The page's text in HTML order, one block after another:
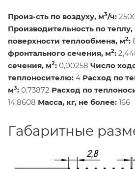
Произ-сть по воздуху, м3/ч:
Производительность по теплу,
поверхности теплообмена, м2:
фронтального сечения, м2:
сечения, м2: 0,00258 Число
теплоносителю: 4 Расход по
м3: 0,73872 Расход по
14,8608 Масса, кг, не более: 166
Габаритные